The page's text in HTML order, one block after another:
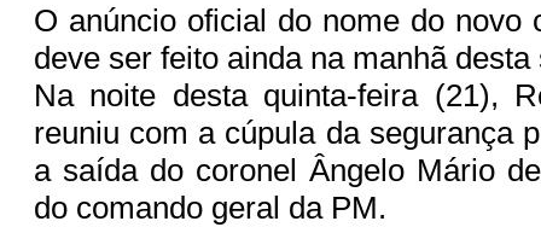
O anúncio oficial do nome do novo
deve ser feito ainda na manhã
Na noite desta quinta-feira (21),
reuniu com a cúpula da segurança
a saída do coronel Ângelo Mário
do comando geral da PM.